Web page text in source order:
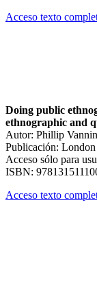
Acceso texto
Doing public
ethnographic and
Autor: Phillip
Publicación:
Acceso sólo para
ISBN:
Acceso texto